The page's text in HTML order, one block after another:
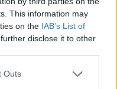
This information may
on the IAB’s List of
disclose it to other
one or more Google
Outs
την παροχή